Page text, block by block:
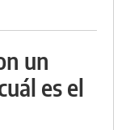
un
es el